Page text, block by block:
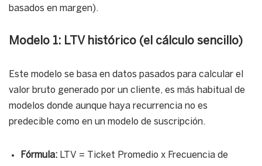
basados en margen).
Modelo 1: LTV histórico (el cálculo sencillo)
Este modelo se basa en datos pasados para calcular el
valor bruto generado por un cliente, es más habitual de
modelos donde aunque haya recurrencia no es
predecible como en un modelo de suscripción.
Fórmula: LTV = Ticket Promedio x Frecuencia de